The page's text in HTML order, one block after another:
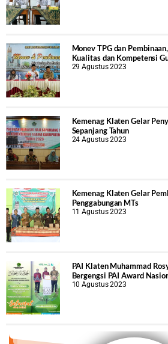
Monev TPG dan
Kualitas dan Kompetensi
29 Agustus 2023
Kemenag Klaten Gelar
Sepanjang Tahun
24 Agustus 2023
Kemenag Klaten Gelar
Penggabungan MTs
11 Agustus 2023
PAI Klaten Muhammad
Bergengsi PAI Award
10 Agustus 2023